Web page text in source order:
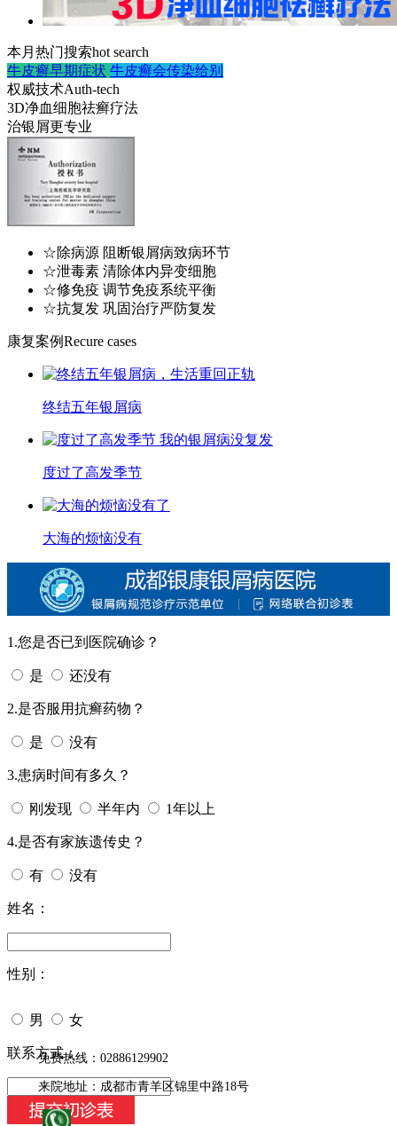
本月热门搜索hot search
牛皮癣早期症状 牛皮癣会传染给别
权威技术Auth-tech
3D净血细胞祛癣疗法
治银屑更专业
☆除病源 阻断银屑病致病环节
☆泄毒素 清除体内异变细胞
☆修免疫 调节免疫系统平衡
☆抗复发 巩固治疗严防复发
康复案例Recure cases
终结五年银屑病
度过了高发季节
大海的烦恼没有
1.您是否已到医院确诊？
是 还没有
2.是否服用抗癣药物？
是 没有
3.患病时间有多久？
刚发现 半年内 1年以上
4.是否有家族遗传史？
有 没有
姓名：
性别：
男 女
今天日期：
联系方式：
免费热线：02886129902
来院地址：成都市青羊区锦里中路18号